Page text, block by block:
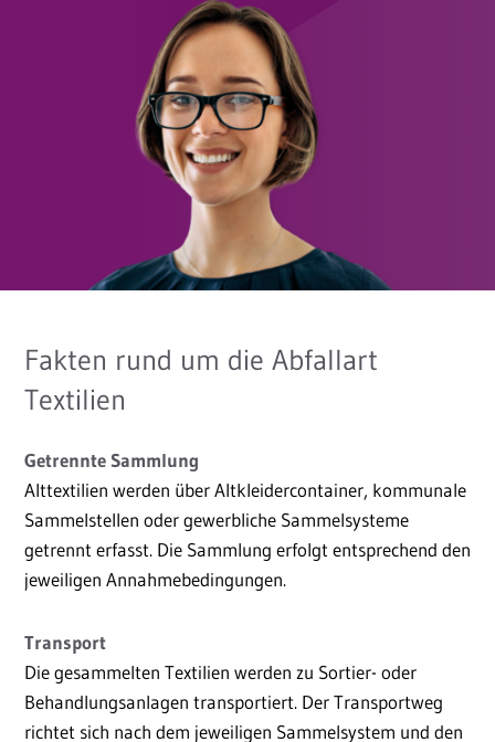
Fakten rund um die Abfallart
Textilien
Getrennte Sammlung
Alttextilien werden über Altkleidercontainer, kommunale
Sammelstellen oder gewerbliche Sammelsysteme
getrennt erfasst. Die Sammlung erfolgt entsprechend den
jeweiligen Annahmebedingungen.
Transport
Die gesammelten Textilien werden zu Sortier- oder
Behandlungsanlagen transportiert. Der Transportweg
richtet sich nach dem jeweiligen Sammelsystem und den